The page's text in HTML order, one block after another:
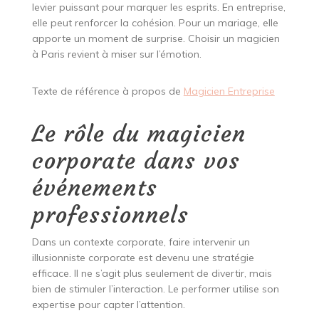
levier puissant pour marquer les esprits. En entreprise,
elle peut renforcer la cohésion. Pour un mariage, elle
apporte un moment de surprise. Choisir un magicien
à Paris revient à miser sur l’émotion.
Texte de référence à propos de Magicien Entreprise
Le rôle du magicien
corporate dans vos
événements
professionnels
Dans un contexte corporate, faire intervenir un
illusionniste corporate est devenu une stratégie
efficace. Il ne s’agit plus seulement de divertir, mais
bien de stimuler l’interaction. Le performer utilise son
expertise pour capter l’attention.